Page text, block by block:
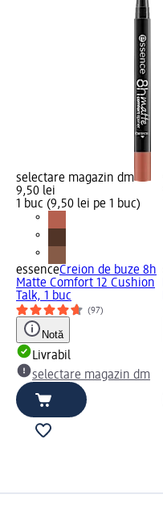
selectare magazin dm
9,50 lei
1 buc (9,50 lei pe 1 buc)
essenceCreion de buze 8h
Matte Comfort 12 Cushion
Talk, 1 buc
(97)
Notă
Livrabil
selectare magazin dm